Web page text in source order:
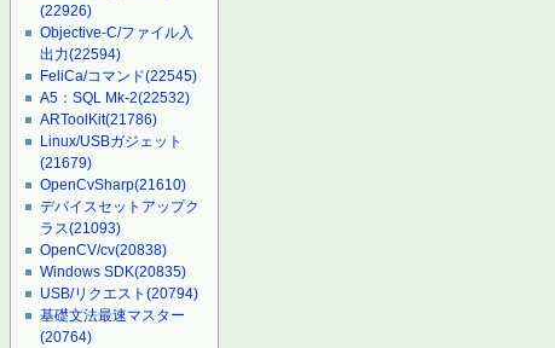
(22926)
Objective-C/ファイル入
出力(22594)
FeliCa/コマンド(22545)
A5：SQL Mk-2(22532)
ARToolKit(21786)
Linux/USBガジェット
(21679)
OpenCvSharp(21610)
デバイスセットアップク
ラス(21093)
OpenCV/cv(20838)
Windows SDK(20835)
USB/リクエスト(20794)
基礎文法最速マスター
(20764)